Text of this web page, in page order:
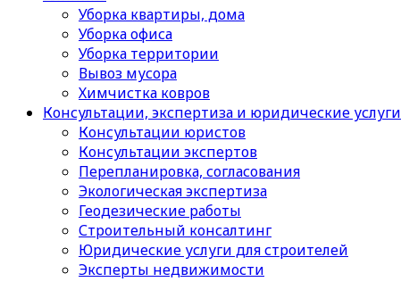
Уборка квартиры, дома
Уборка офиса
Уборка территории
Вывоз мусора
Химчистка ковров
Консультации, экспертиза и юридические услуги
Консультации юристов
Консультации экспертов
Перепланировка, согласования
Экологическая экспертиза
Геодезические работы
Строительный консалтинг
Юридические услуги для строителей
Эксперты недвижимости